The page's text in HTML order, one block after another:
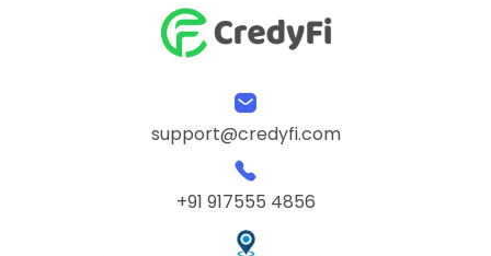
support@credyfi.com
+91 917555 4856